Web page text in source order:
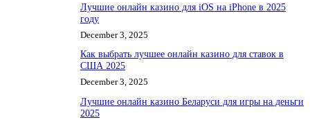
Лучшие онлайн казино для iOS на iPhone в 2025
году
December 3, 2025
Как выбрать лучшее онлайн казино для ставок в
США 2025
December 3, 2025
Лучшие онлайн казино Беларуси для игры на деньги
2025